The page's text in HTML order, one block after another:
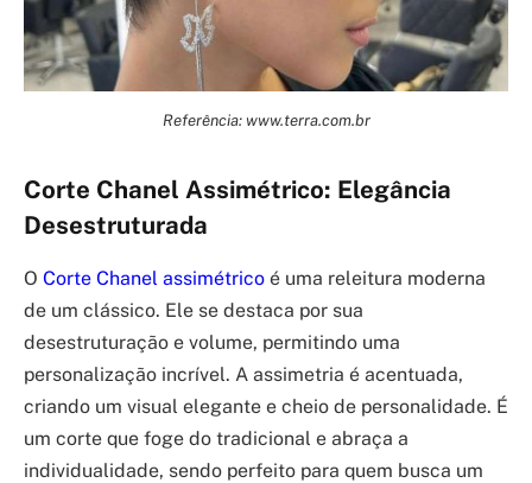
Referência: www.terra.com.br
Corte Chanel Assimétrico: Elegância
Desestruturada
O Corte Chanel assimétrico é uma releitura moderna
de um clássico. Ele se destaca por sua
desestruturação e volume, permitindo uma
personalização incrível. A assimetria é acentuada,
criando um visual elegante e cheio de personalidade. É
um corte que foge do tradicional e abraça a
individualidade, sendo perfeito para quem busca um